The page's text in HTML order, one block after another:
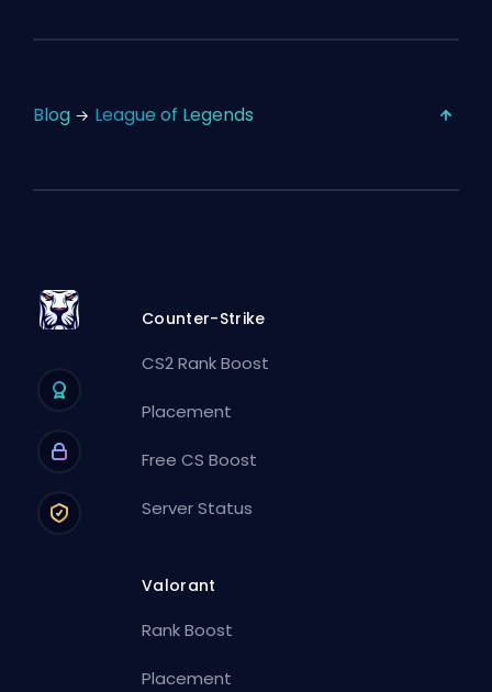
Blog League of Legends
Counter-Strike
CS2 Rank Boost
Placement
Free CS Boost
Server Status
Valorant
Rank Boost
Placement